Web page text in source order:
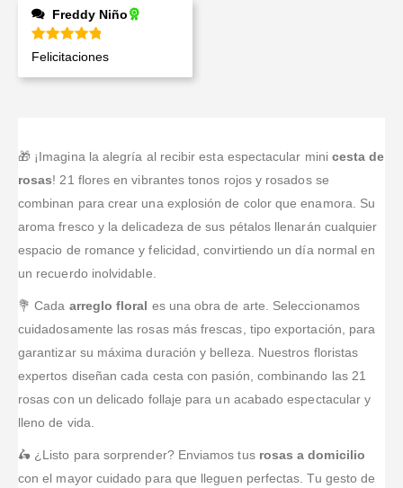
Freddy Niño
Valorado en
Felicitaciones
🎁 ¡Imagina la alegría al recibir esta espectacular mini cesta de
rosas! 21 flores en vibrantes tonos rojos y rosados se
combinan para crear una explosión de color que enamora. Su
aroma fresco y la delicadeza de sus pétalos llenarán cualquier
espacio de romance y felicidad, convirtiendo un día normal en
un recuerdo inolvidable.
💐 Cada arreglo floral es una obra de arte. Seleccionamos
cuidadosamente las rosas más frescas, tipo exportación, para
garantizar su máxima duración y belleza. Nuestros floristas
expertos diseñan cada cesta con pasión, combinando las 21
rosas con un delicado follaje para un acabado espectacular y
lleno de vida.
🛵 ¿Listo para sorprender? Enviamos tus rosas a domicilio
con el mayor cuidado para que lleguen perfectas. Tu gesto de